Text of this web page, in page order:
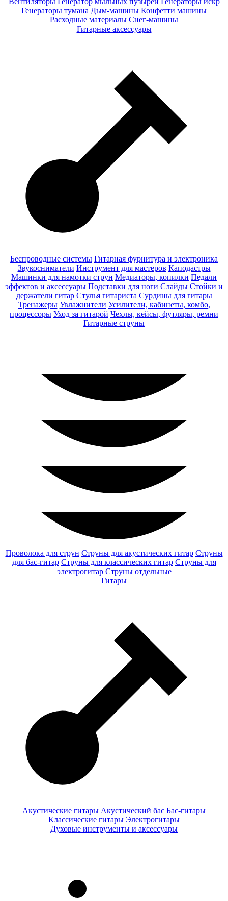
Генераторы тумана Дым-машины Конфетти машины
Расходные материалы Снег-машины
Гитарные аксессуары
Беспроводные системы Гитарная фурнитура и электроника
Звукосниматели Инструмент для мастеров Каподастры
Машинки для намотки струн Медиаторы, копилки Педали
эффектов и аксессуары Подставки для ноги Слайды Стойки и
держатели гитар Стулья гитариста Сурдины для гитары
Тренажеры Увлажнители Усилители, кабинеты, комбо,
процессоры Уход за гитарой Чехлы, кейсы, футляры, ремни
Гитарные струны
Проволока для струн Струны для акустических гитар Струны
для бас-гитар Струны для классических гитар Струны для
электрогитар Струны отдельные
Гитары
Акустические гитары Акустический бас Бас-гитары
Классические гитары Электрогитары
Духовые инструменты и аксессуары